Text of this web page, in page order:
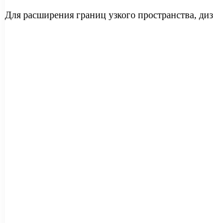
Для расширения границ узкого пространства,